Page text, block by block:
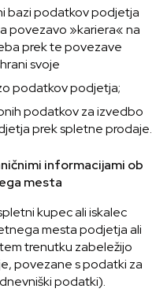
bazi podatkov podjetja
povezavo »kariera« na
prek te povezave
svoje
podatkov podjetja;
podatkov za izvedbo
prek spletne prodaje.
informacijami ob
mesta
kupec ali iskalec
mesta podjetja ali
trenutku zabeležijo
povezane s podatki za
podatki).